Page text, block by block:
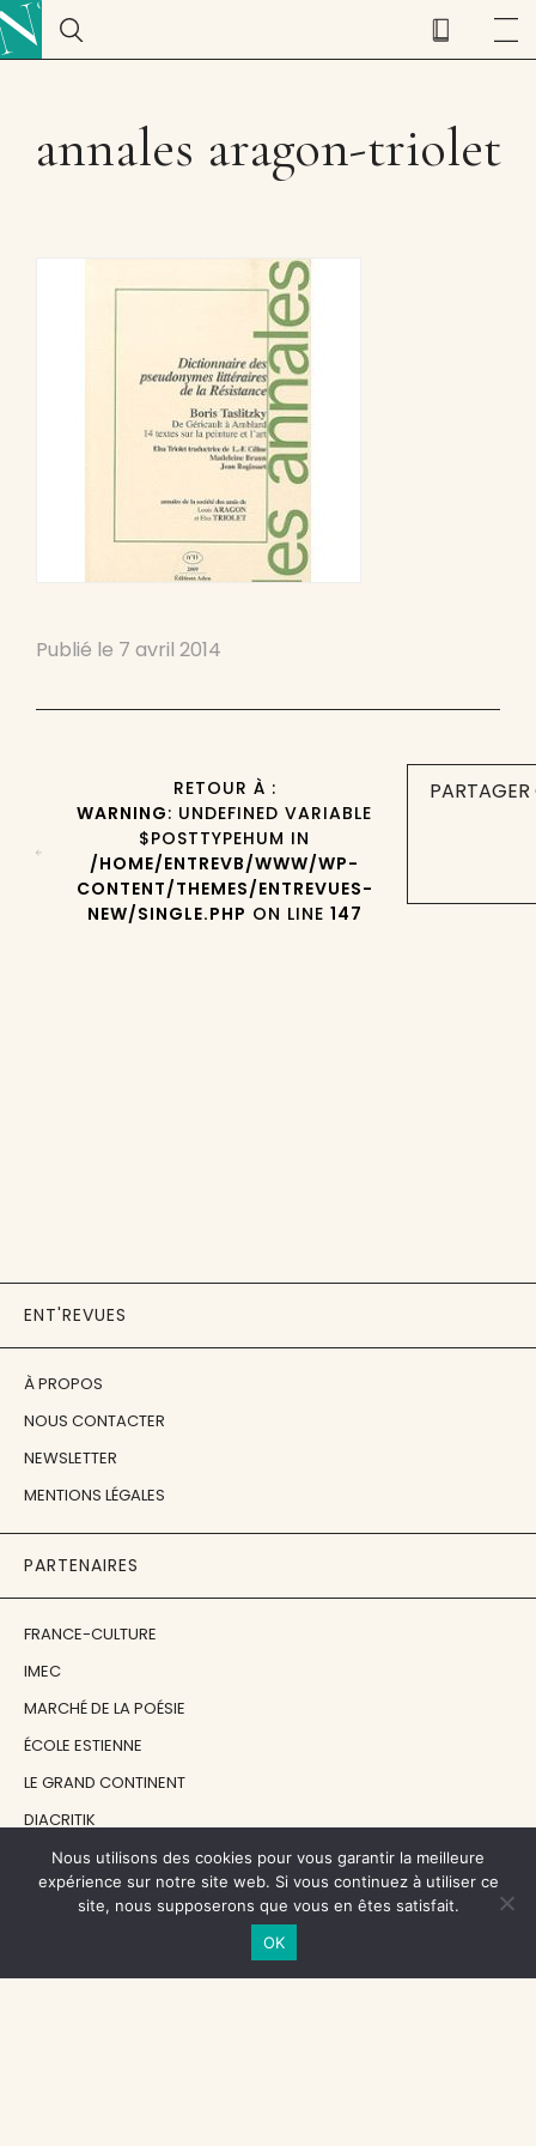
annales aragon-triolet
Publié le 7 avril 2014
RETOUR À :
WARNING: UNDEFINED VARIABLE
$POSTTYPEHUM IN
/HOME/ENTREVB/WWW/WP-
CONTENT/THEMES/ENTREVUES-
NEW/SINGLE.PHP ON LINE 147
ENT'REVUES
À PROPOS
NOUS CONTACTER
NEWSLETTER
MENTIONS LÉGALES
PARTENAIRES
FRANCE-CULTURE
IMEC
MARCHÉ DE LA POÉSIE
ÉCOLE ESTIENNE
LE GRAND CONTINENT
DIACRITIK
EN ATTENDANT NADEAU
Nous utilisons des cookies pour vous garantir la meilleure
expérience sur notre site web. Si vous continuez à utiliser ce
site, nous supposerons que vous en êtes satisfait.
OK